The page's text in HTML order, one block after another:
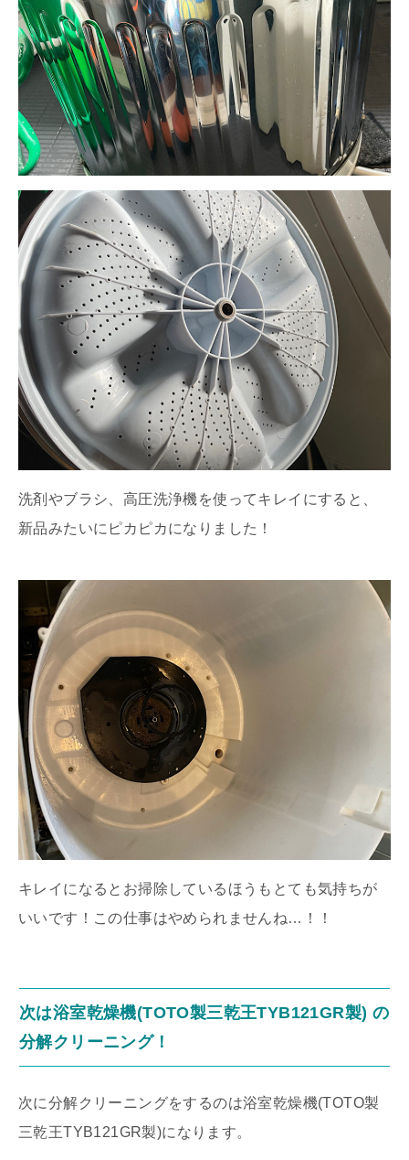
洗剤やブラシ、高圧洗浄機を使ってキレイにすると、
新品みたいにピカピカになりました！
キレイになるとお掃除しているほうもとても気持ちが
いいです！この仕事はやめられませんね…！！
次は浴室乾燥機(TOTO製三乾王TYB121GR製) の
分解クリーニング！
次に分解クリーニングをするのは浴室乾燥機(TOTO製
三乾王TYB121GR製)になります。